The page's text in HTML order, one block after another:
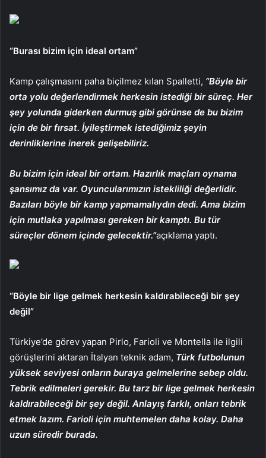
“Burası bizim için ideal ortam”
Kamp çalışmasını paha biçilmez kılan Spalletti, “Böyle bir
orta yolu değerlendirmek herkesin istediği bir süreç. Her
şey yolunda giderken durmuş gibi görünse de bu bizim
için de bir fırsat. İyileştirmek istediğimiz şeyin
derinliklerine inerek gelişebiliriz.
Bu bizim için ideal bir ortam. Hazırlık maçları oynama
şansımız da var. Oyuncularımızın istekliliği değerlidir.
Bazıları böyle bir kamp yapmamalıydın dedi. Ama bizim
için mutlaka yapılması gereken bir kamptı. Bu tür
süreçler dönem içinde gelecektir.”açıklama yaptı.
“Böyle bir lige gelmek herkesin kaldırabileceği bir şey
değil”
Türkiye’de görev yapan Pirlo, Farioli ve Montella ile ilgili
görüşlerini aktaran İtalyan teknik adam, Türk futbolunun
yüksek seviyesi onların buraya gelmelerine sebep oldu.
Tebrik edilmeleri gerekir. Bu tarz bir lige gelmek herkesin
kaldırabileceği bir şey değil. Anlayış farklı, onları tebrik
etmek lazım. Farioli için muhtemelen daha kolay. Daha
uzun süredir burada.